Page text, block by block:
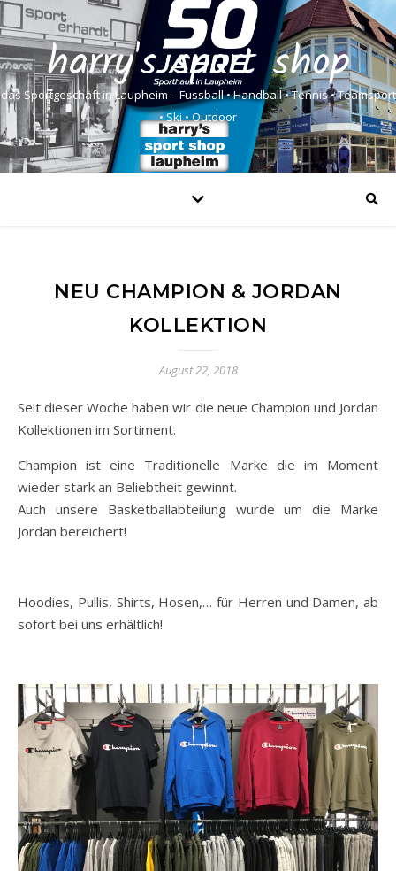
harry's sport shop
das Sportgeschäft in Laupheim – Fussball • Handball • Tennis • Teamsport
• Ski • Outdoor
NEU CHAMPION & JORDAN
KOLLEKTION
August 22, 2018
Seit dieser Woche haben wir die neue Champion und Jordan
Kollektionen im Sortiment.
Champion ist eine Traditionelle Marke die im Moment
wieder stark an Beliebtheit gewinnt.
Auch unsere Basketballabteilung wurde um die Marke
Jordan bereichert!
Hoodies, Pullis, Shirts, Hosen,… für Herren und Damen, ab
sofort bei uns erhältlich!